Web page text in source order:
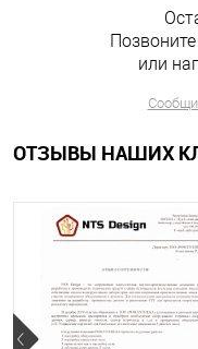
или
ОТЗЫВЫ НАШИХ